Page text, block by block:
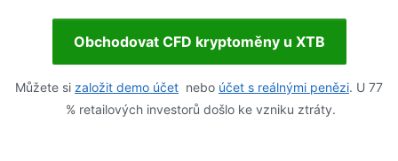
Obchodovat CFD kryptoměny u XTB
Můžete si založit demo účet nebo účet s reálnými penězi. U 77
% retailových investorů došlo ke vzniku ztráty.